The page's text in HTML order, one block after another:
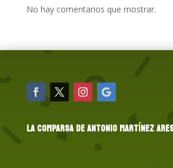
No hay comentarios que mostrar.
LA COMPARSA DE ANTONIO MARTÍNEZ